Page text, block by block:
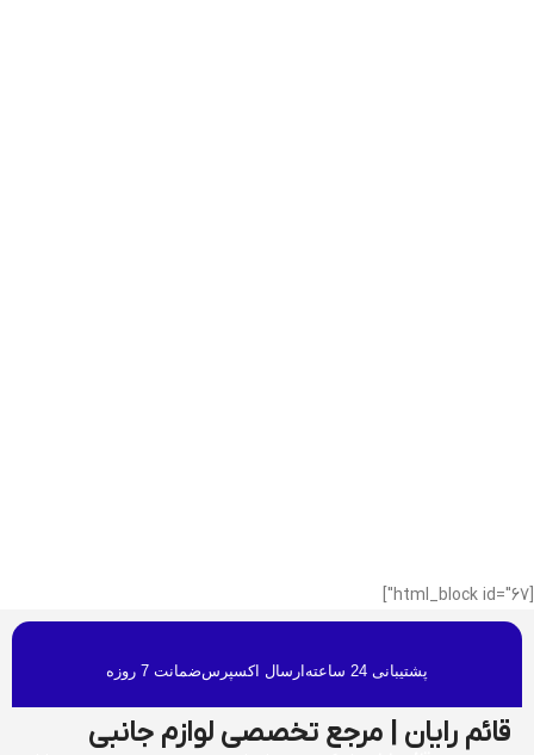
پشتیبانی 24 ساعته ارسال اکسپرسضمانت 7 روزه
قائم رایان | مرجع تخصصی لوازم جانبی